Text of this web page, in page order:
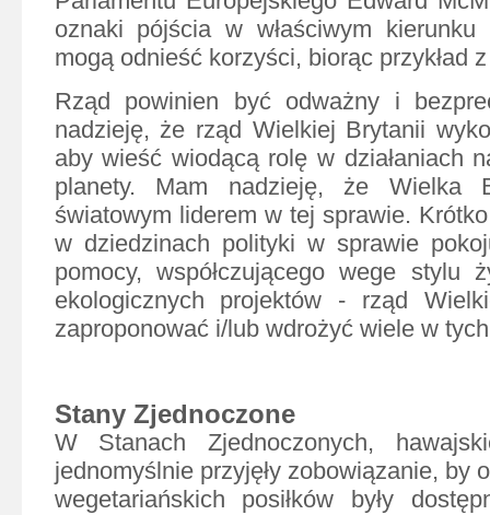
oznaki pójścia w właściwym
mogą odnieść korzyści, biorąc przykład
Rząd powinien być odważny i
nadzieję, że rząd Wielkiej Brytanii
aby wieść wiodącą rolę w działaniach
planety. Mam nadzieję, że Wielka
światowym liderem w tej sprawie.
w dziedzinach polityki w sprawie
pomocy, współczującego wege stylu
ekologicznych projektów - rząd
zaproponować i/lub wdrożyć wiele w
Stany Zjednoczone
W Stanach Zjednoczonych,
jednomyślnie przyjęły zobowiązanie, by
wegetariańskich posiłków były